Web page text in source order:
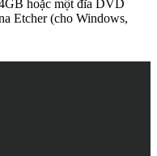
hoặc một đĩa DVD
Etcher (cho Windows,